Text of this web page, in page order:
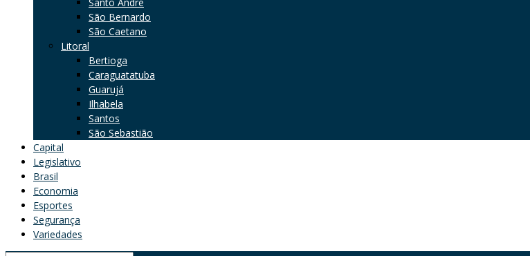
São Bernardo
São Caetano
Litoral
Bertioga
Caraguatatuba
Guarujá
Ilhabela
Santos
São Sebastião
Capital
Legislativo
Brasil
Economia
Esportes
Segurança
Variedades